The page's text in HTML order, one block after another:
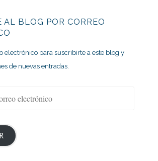
AL BLOG POR CORREO
electrónico para suscribirte a este blog y
de nuevas entradas.